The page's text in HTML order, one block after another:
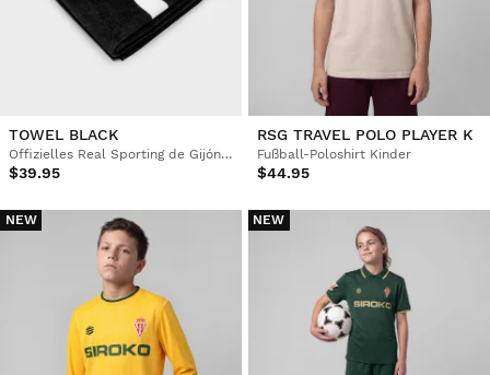
TOWEL BLACK
Offizielles Real Sporting de Gijón Fußball-Handtuch
$39.95
RSG TRAVEL POLO PLAYER K
Fußball-Poloshirt Kinder
$44.95
NEW NEW